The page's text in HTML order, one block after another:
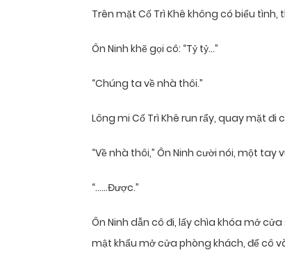
Trên mặt Cố Trì Khê không có biểu
Ôn Ninh khẽ gọi cô: “Tỷ tỷ…”
“Chúng ta về nhà thôi.”
Lông mi Cố Trì Khê run rẩy, quay mặt
“Về nhà thôi,” Ôn Ninh cười nói, một
“……Được.”
Ôn Ninh dẫn cô đi, lấy chìa khóa mở
mật khẩu mở cửa phòng khách, để cô